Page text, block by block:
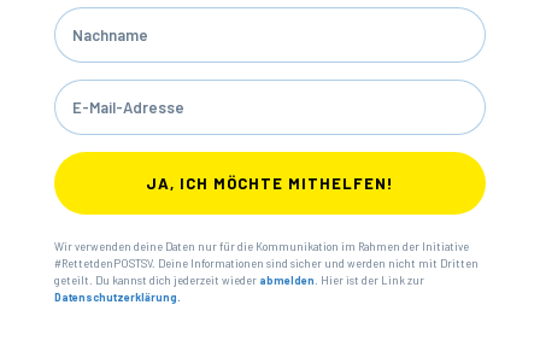
JA, ICH MÖCHTE MITHELFEN!
Wir verwenden deine Daten nur für die Kommunikation im Rahmen der Initiative
#RettetdenPOSTSV. Deine Informationen sind sicher und werden nicht mit Dritten
geteilt. Du kannst dich jederzeit wieder abmelden. Hier ist der Link zur
Datenschutzerklärung.